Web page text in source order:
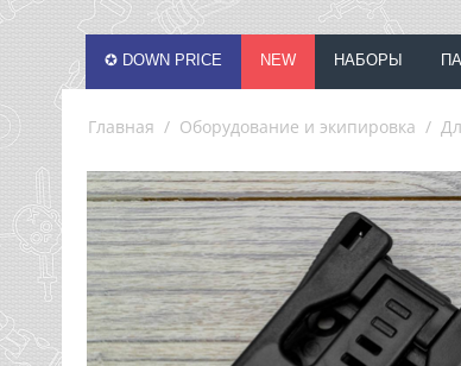
✪ DOWN PRICE NEW НАБОРЫ
Главная / Оборудование и экипировка /